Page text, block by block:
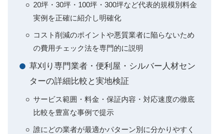
20坪・30坪・100坪・300坪など代表的規模別料金
実例を正確に紹介し明確化
コスト削減のポイントや悪質業者に陥らないため
の費用チェック法を専門的に説明
草刈り専門業者・便利屋・シルバー人材セン
ターの詳細比較と実地検証
サービス範囲・料金・保証内容・対応速度の徹底
比較を豊富な事例で提示
誰にどの業者が最適かパターン別に分かりやすく